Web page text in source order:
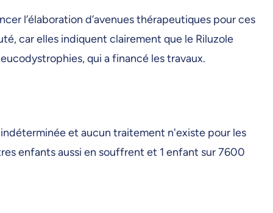
l’élaboration d’avenues thérapeutiques pour ces
car elles indiquent clairement que le Riluzole
qui a financé les travaux.
et aucun traitement n'existe pour les
enfants aussi en souffrent et 1 enfant sur 7600